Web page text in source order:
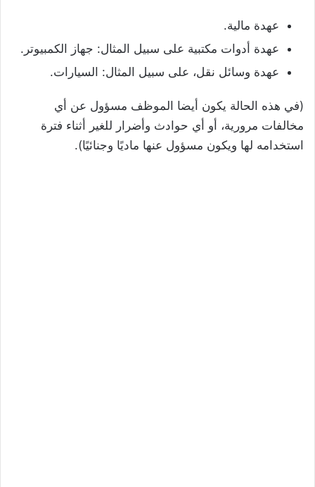
عهدة مالية.
عهدة أدوات مكتبية على سبيل المثال: جهاز الكمبيوتر.
عهدة وسائل نقل، على سبيل المثال: السيارات.
(في هذه الحالة يكون أيضا الموظف مسؤول عن أي
مخالفات مرورية، أو أي حوادث وأضرار للغير أثناء فترة
استخدامه لها ويكون مسؤول عنها ماديًا وجنائيًا).